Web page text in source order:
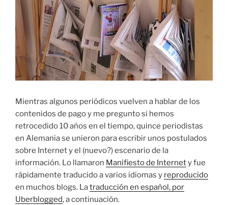
Mientras algunos periódicos vuelven a hablar de los
contenidos de pago y me pregunto si hemos
retrocedido 10 años en el tiempo, quince periodistas
en Alemania se unieron para escribir unos postulados
sobre Internet y el (nuevo?) escenario de la
información. Lo llamaron Manifiesto de Internety fue
rápidamente traducido a varios idiomas y reproducido
en muchos blogs. Latraducción en español, por
Uberblogged, a continuación.